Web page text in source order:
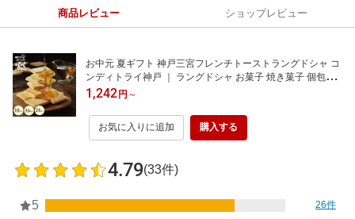
商品レビュー ショップレビュー
お中元 夏ギフト 神戸三宮フレンチトーストラングドシャ コ
ンディトライ神戸 ｜ ラングドシャ お菓子 焼き菓子 個包装
御中元 2026 お取り寄せ スイーツ クッキー ギフト お盆 お
供え 法事 御供 のし お菓子 帰省土産 ばらまき お世話になり
ました 退職 お返し 神戸 お土産
1,242円 ～
お気に入りに追加 購入する
4.79(33件)
5 26件